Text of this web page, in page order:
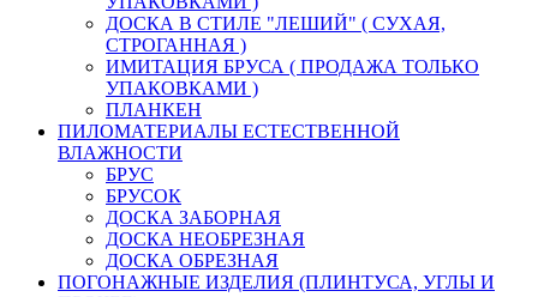
ДОСКА В СТИЛЕ "ЛЕШИЙ" ( СУХАЯ,
СТРОГАННАЯ )
ИМИТАЦИЯ БРУСА ( ПРОДАЖА ТОЛЬКО
УПАКОВКАМИ )
ПЛАНКЕН
ПИЛОМАТЕРИАЛЫ ЕСТЕСТВЕННОЙ
ВЛАЖНОСТИ
БРУС
БРУСОК
ДОСКА ЗАБОРНАЯ
ДОСКА НЕОБРЕЗНАЯ
ДОСКА ОБРЕЗНАЯ
ПОГОНАЖНЫЕ ИЗДЕЛИЯ (ПЛИНТУСА, УГЛЫ И